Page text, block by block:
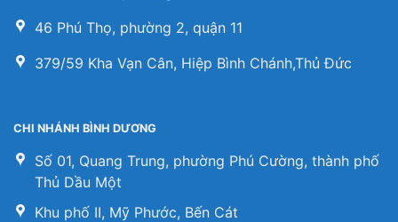
46 Phú Thọ, phường 2, quận 11
379/59 Kha Vạn Cân, Hiệp Bình Chánh,Thủ Đức
CHI NHÁNH BÌNH DƯƠNG
Số 01, Quang Trung, phường Phú Cường, thành phố
Thủ Dầu Một
Khu phố II, Mỹ Phước, Bến Cát